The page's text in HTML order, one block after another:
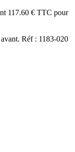
117.60 € TTC pour
Réf : 1183-020